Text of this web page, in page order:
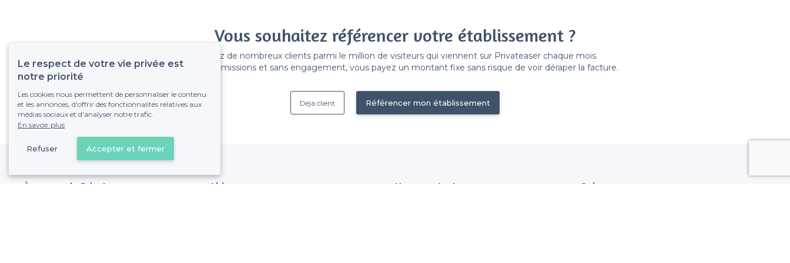
Vous souhaitez référencer votre établissement ?
Gagnez de nombreux clients parmi le million de visiteurs qui viennent sur Privateaser chaque mois.
Pas de commissions et sans engagement, vous payez un montant fixe sans risque de voir déraper la facture.
Référencer mon établissement
Déjà client
À propos de Privateaser Aide Nous contacter Suivez nous
Le respect de votre vie privée est
notre priorité
Les cookies nous permettent de personnaliser le contenu
et les annonces, d'offrir des fonctionnalités relatives aux
médias sociaux et d'analyser notre trafic.
En savoir plus
Refuser Accepter et fermer